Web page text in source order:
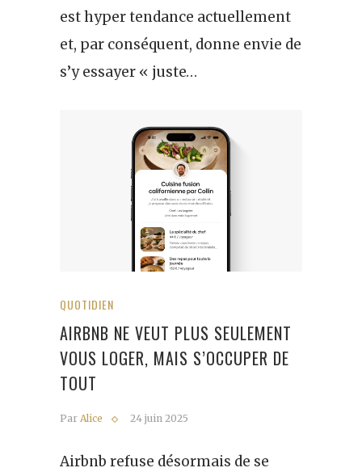
est hyper tendance actuellement
et, par conséquent, donne envie de
s’y essayer « juste…
QUOTIDIEN
AIRBNB NE VEUT PLUS SEULEMENT
VOUS LOGER, MAIS S’OCCUPER DE
TOUT
Par Alice 24 juin 2025
Airbnb refuse désormais de se